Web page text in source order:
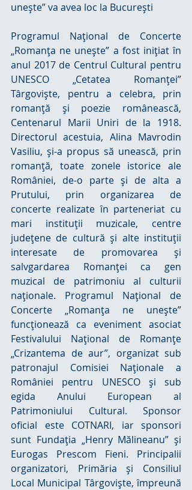
uneşte” va avea loc la Bucureşti
Programul Naţional de Concerte
„Romanţa ne uneşte” a fost iniţiat în
anul 2017 de Centrul Cultural pentru
UNESCO „Cetatea Romanţei”
Târgovişte, pentru a celebra, prin
romanţă şi poezie românească,
Centenarul Marii Uniri de la 1918.
Directorul acestuia, Alina Mavrodin
Vasiliu, şi-a propus să unească, prin
romanţă, toate zonele istorice ale
României, de-o parte şi de alta a
Prutului, prin organizarea de
concerte realizate în parteneriat cu
mari instituţii muzicale, centre
judeţene de cultură şi alte instituţii
interesate de promovarea şi
salvgardarea Romanţei ca gen
muzical de patrimoniu al culturii
naţionale. Programul Naţional de
Concerte „Romanţa ne uneşte”
funcţionează ca eveniment asociat
Festivalului Naţional de Romanţe
„Crizantema de aur”, organizat sub
patronajul Comisiei Naţionale a
României pentru UNESCO şi sub
egida Anului European al
Patrimoniului Cultural. Sponsor
oficial este COTNARI, iar sponsori
sunt Fundaţia „Henry Mălineanu” şi
Eurogas Prescom Fieni. Principalii
organizatori, Primăria şi Consiliul
Local Municipal Târgovişte, împreună